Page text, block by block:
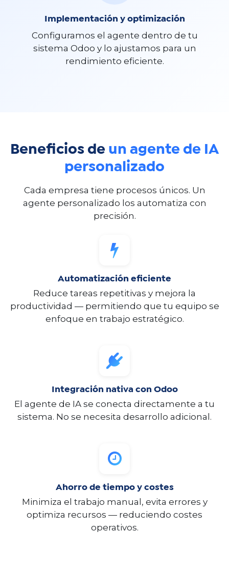
Implementación y optimización
Configuramos el agente dentro de tu
sistema Odoo y lo ajustamos para un
rendimiento eficiente.
Beneficios de un agente de IA
personalizado
Cada empresa tiene procesos únicos. Un
agente personalizado los automatiza con
precisión.
Automatización eficiente
Reduce tareas repetitivas y mejora la
productividad — permitiendo que tu equipo se
enfoque en trabajo estratégico.
Integración nativa con Odoo
El agente de IA se conecta directamente a tu
sistema. No se necesita desarrollo adicional.​
Ahorro de tiempo y costes
Minimiza el trabajo manual, evita errores y
optimiza recursos — reduciendo costes
operativos.​